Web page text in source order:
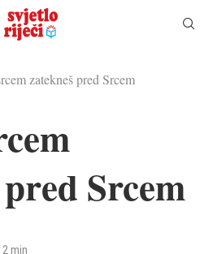
zatekneš pred Srcem
Srcem
2 min